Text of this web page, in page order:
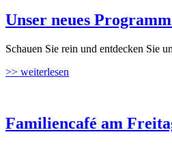
Unser neues
Schauen Sie rein und entdecken Sie
>> weiterlesen
Familiencafé am